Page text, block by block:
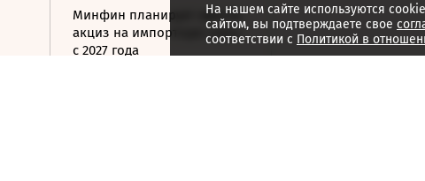
Минфин планирует ввести
акциз на импортную сталь
с 2027 года
На нашем сайте используются
сайтом, вы подтверждаете свое
соответствии с Политикой в